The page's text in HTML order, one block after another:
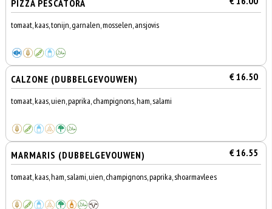
PIZZA PESCATORA
tomaat, kaas, tonijn, garnalen, mosselen, ansjovis
CALZONE (DUBBELGEVOUWEN) € 16.50
tomaat, kaas, uien, paprika, champignons, ham, salami
MARMARIS (DUBBELGEVOUWEN) € 16.55
tomaat, kaas, ham, salami, uien, champignons, paprika, shoarmavlees